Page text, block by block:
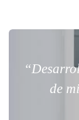
de